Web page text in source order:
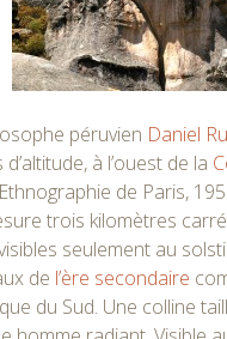
péruvien Daniel
à l’ouest de la
de Paris,
trois kilomètres
seulement au
de l’ère secondaire
du Sud. Une colline